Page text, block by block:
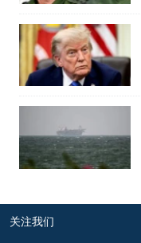
关注我们